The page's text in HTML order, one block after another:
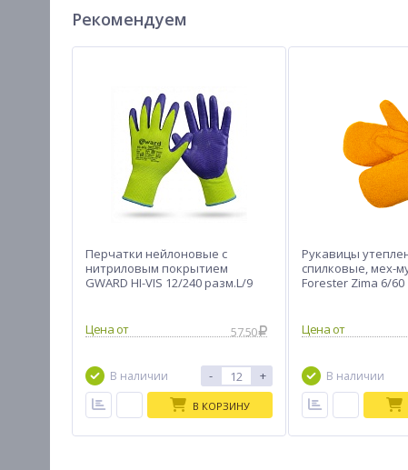
Рекомендуем
Перчатки нейлоновые с
нитриловым покрытием
GWARD HI-VIS 12/240 разм.L/9
57.50
В наличии - +
В КОРЗИНУ
Рукавицы
спилковые, мех-
Forester Zima 6/60
В наличии